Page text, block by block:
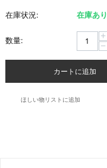
在庫状況: 在庫あり
数量: +
−
カートに追加
ほしい物リストに追加